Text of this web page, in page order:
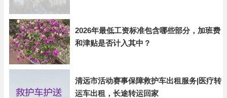
2026年最低工资标准包含哪些部分，加班费
和津贴是否计入其中？
清远市活动赛事保障救护车出租服务|医疗转
运车出租，长途转运回家